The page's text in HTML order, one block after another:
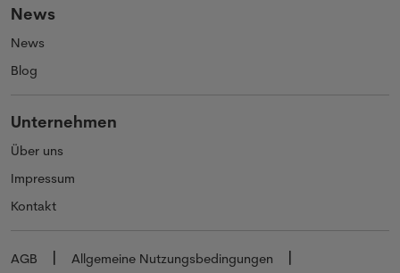
News
News
Blog
Unternehmen
Über uns
Impressum
Kontakt
AGB Allgemeine Nutzungsbedingungen